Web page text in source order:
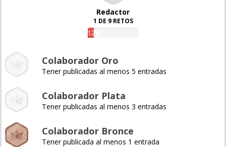
Redactor
1 DE 9 RETOS
12%
Colaborador Oro
Tener publicadas al menos 5 entradas
Colaborador Plata
Tener publicadas al menos 3 entradas
Colaborador Bronce
Tener publicada al menos 1 entrada